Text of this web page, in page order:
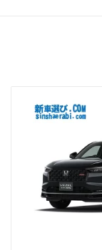
225/
25.3km/
27.7km/
25.4km/